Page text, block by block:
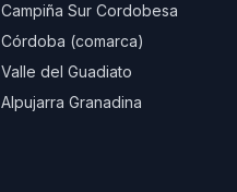
Campiña Sur Cordobesa
Córdoba (comarca)
Valle del Guadiato
Alpujarra Granadina